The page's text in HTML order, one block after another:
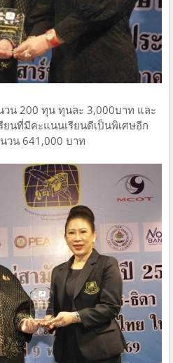
น 200 ทุน ทุนละ 3,000บาท และ
ยนที่มีคะแนนเรียนดีเป็นพิเศษอีก
วน 641,000 บาท